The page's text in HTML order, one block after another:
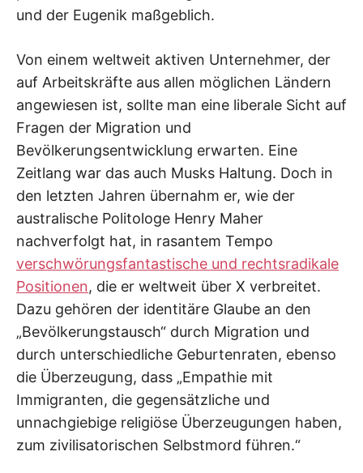
und der Eugenik maßgeblich.
Von einem weltweit aktiven Unternehmer, der
auf Arbeitskräfte aus allen möglichen Ländern
angewiesen ist, sollte man eine liberale Sicht auf
Fragen der Migration und
Bevölkerungsentwicklung erwarten. Eine
Zeitlang war das auch Musks Haltung. Doch in
den letzten Jahren übernahm er, wie der
australische Politologe Henry Maher
nachverfolgt hat, in rasantem Tempo
verschwörungsfantastische und rechtsradikale
Positionen, die er weltweit über X verbreitet.
Dazu gehören der identitäre Glaube an den
„Bevölkerungstausch“ durch Migration und
durch unterschiedliche Geburtenraten, ebenso
die Überzeugung, dass „Empathie mit
Immigranten, die gegensätzliche und
unnachgiebige religiöse Überzeugungen haben,
zum zivilisatorischen Selbstmord führen.“